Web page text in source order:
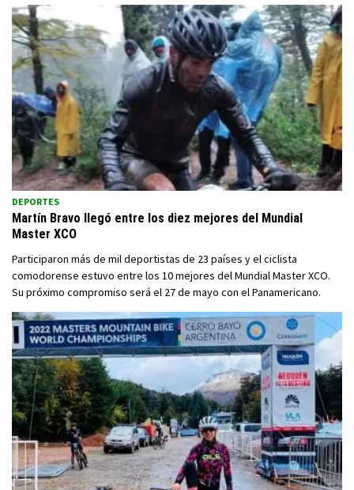
DEPORTES
Martín Bravo llegó entre los diez mejores del Mundial
Master XCO
Participaron más de mil deportistas de 23 países y el ciclista
comodorense estuvo entre los 10 mejores del Mundial Master XCO.
Su próximo compromiso será el 27 de mayo con el Panamericano.